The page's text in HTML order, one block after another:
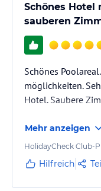
Hinweis:
Allgemeine
ohne Gewähr und
lies vor der Buchung
Schönes Hotel
sauberen
Schönes
möglichkeiten.
Hotel. Saubere
Mehr anzeigen
HolidayCheck Club-
Hilfreich